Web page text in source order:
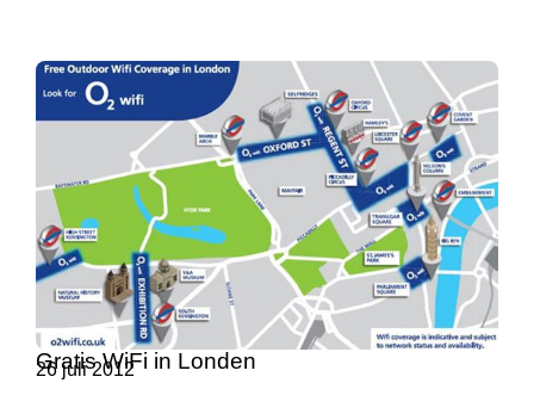
Gratis WiFi in Londen
26 juli 2012